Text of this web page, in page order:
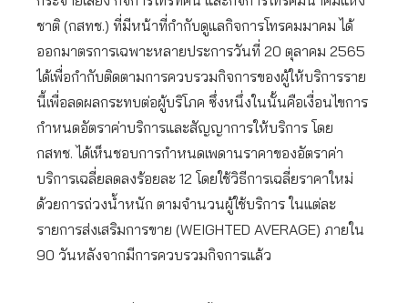
ชาติ (กสทช.) ที่มีหน้าที่กำกับดูแลกิจการโทรคมมาคม ได้
ออกมาตรการเฉพาะหลายประการวันที่ 20 ตุลาคม 2565
ได้เพื่อกำกับติดตามการควบรวมกิจการของผู้ให้บริการราย
นี้เพื่อลดผลกระทบต่อผู้บริโภค ซึ่งหนึ่งในนั้นคือเงื่อนไขการ
กำหนดอัตราค่าบริการและสัญญาการให้บริการ โดย
กสทช. ได้เห็นชอบการกำหนดเพดานราคาของอัตราค่า
บริการเฉลี่ยลดลงร้อยละ 12 โดยใช้วิธีการเฉลี่ยราคาใหม่
ด้วยการถ่วงน้ำหนัก ตามจำนวนผู้ใช้บริการ ในแต่ละ
รายการส่งเสริมการขาย (WEIGHTED AVERAGE) ภายใน
90 วันหลังจากมีการควบรวมกิจการแล้ว